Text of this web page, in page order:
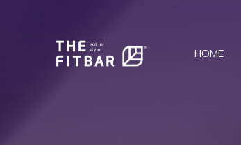
HOME